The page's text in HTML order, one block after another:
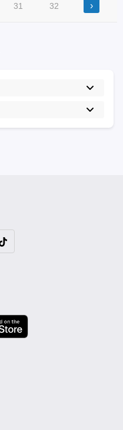
31 32 ›